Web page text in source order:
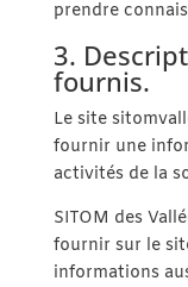
prendre
3.
fournis.
Le site
fournir une
activités de la
SITOM des
fournir sur le
informations